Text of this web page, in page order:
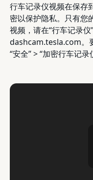
行车记录仪视频在保存
密以保护隐私。只有您
视频，请在“行车记录
dashcam.tesla.com。
“安全” > “加密行车记录